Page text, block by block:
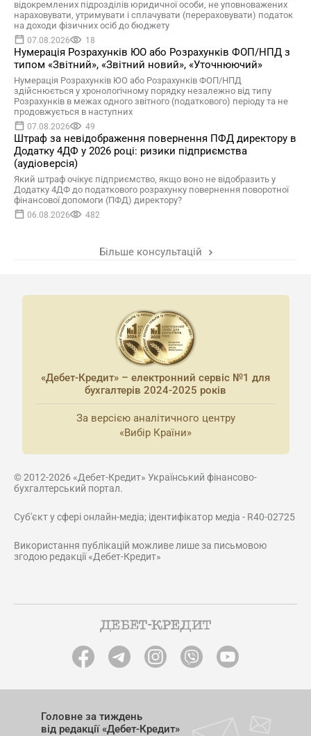
відокремлених підрозділів юридичної особи, не уповноважених
нараховувати, утримувати і сплачувати (перераховувати) податок
на доходи фізичних осіб до бюджету
07.08.2026 18
Нумерація Розрахунків ЮО або Розрахунків ФОП/НПД з
типом «Звітний», «Звітний новий», «Уточнюючий»
Нумерація Розрахунків ЮО або Розрахунків ФОП/НПД
здійснюється у хронологічному порядку незалежно від типу
Розрахунків в межах одного звітного (податкового) періоду та не
продовжується в наступних
07.08.2026 49
Штраф за невідображення повернення ПФД директору в
Додатку 4ДФ у 2026 році: ризики підприємства
(аудіоверсія)
Який штраф очікує підприємство, якщо воно не відобразить у
Додатку 4ДФ до податкового розрахунку повернення поворотної
фінансової допомоги (ПФД) директору?
06.08.2026 482
Більше консультацій
«Дебет-Кредит» – електронний сервіс №1 для
бухгалтерів 2024-2025 років
За версією аналітичного центру
«Вибір Країни»
© 2012-2026 «Дебет-Кредит» Український фінансово-
бухгалтерський портал.
Суб'єкт у сфері онлайн-медіа; ідентифікатор медіа - R40-02725
Використання публікацій можливе лише за письмовою
згодою редакції «Дебет-Кредит»
Головне за тиждень
від редакції «Дебет-Кредит»